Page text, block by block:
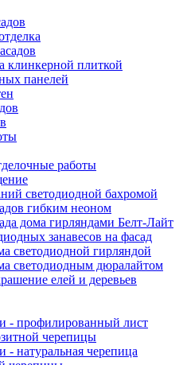
клинкерной плиткой
панелей
работы
светодиодной бахромой
гибким неоном
дома гирляндами Белт-Лайт
занавесов на фасад
светодиодной гирляндой
светодиодным дюралайтом
елей и деревьев
- профилированный лист
черепицы
натуральная черепица